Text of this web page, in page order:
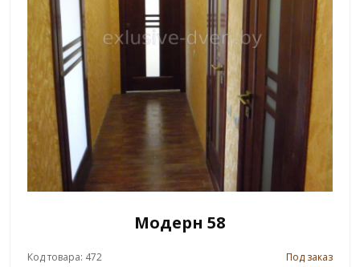
Модерн 58
Код товара: 472 Под заказ